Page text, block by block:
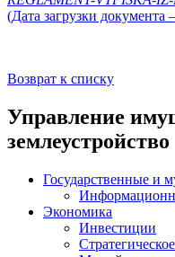
(Дата загрузки
Возврат к списку
Управление
землеустройство
Государственные и
Экономика
Инвестиции